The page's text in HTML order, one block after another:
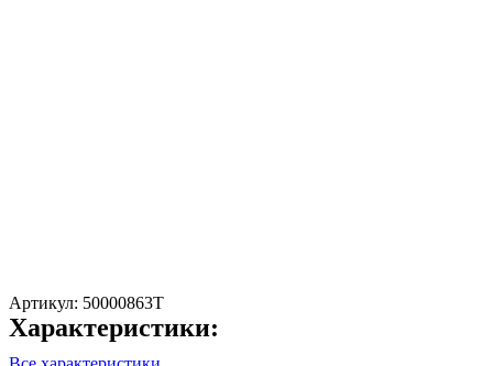
Артикул: 50000863T
Характеристики: